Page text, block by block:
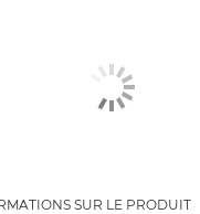
SUR LE PRODUIT